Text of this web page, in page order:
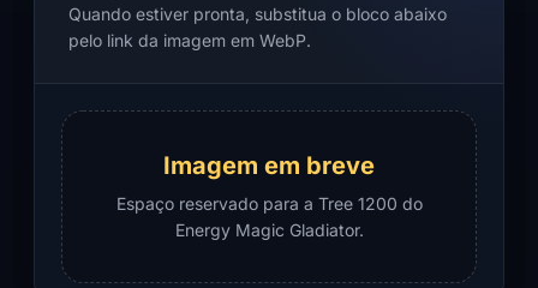
Quando estiver pronta, substitua o bloco abaixo
pelo link da imagem em WebP.
Imagem em breve
Espaço reservado para a Tree 1200 do
Energy Magic Gladiator.